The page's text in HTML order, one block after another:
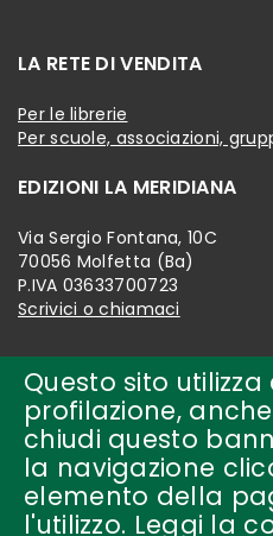
Questo sito
profilazione,
chiudi questo
la navigazione
elemento della
l'utilizzo. Leggi la
LA RETE DI VENDITA
Per le librerie
Per scuole, associazioni,
EDIZIONI LA MERIDIANA
Via Sergio Fontana, 10C
70056 Molfetta (Ba)
P.IVA 03633700723
Scrivici o chiamaci